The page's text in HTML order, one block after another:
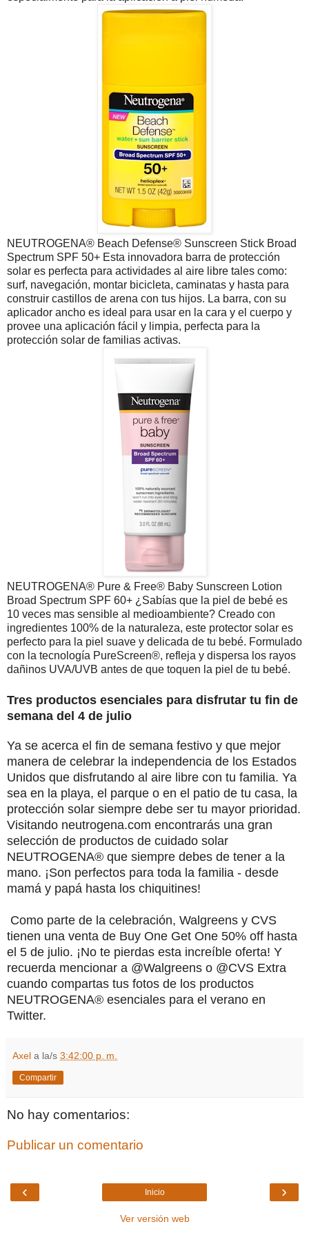
NEUTROGENA® Beach Defense® Sunscreen Stick Broad
Spectrum SPF 50+ Esta innovadora barra de protección
solar es perfecta para actividades al aire libre tales como:
surf, navegación, montar bicicleta, caminatas y hasta para
construir castillos de arena con tus hijos. La barra, con su
aplicador ancho es ideal para usar en la cara y el cuerpo y
provee una aplicación fácil y limpia, perfecta para la
protección solar de familias activas.
NEUTROGENA® Pure & Free® Baby Sunscreen Lotion
Broad Spectrum SPF 60+ ¿Sabías que la piel de bebé es
10 veces mas sensible al medioambiente? Creado con
ingredientes 100% de la naturaleza, este protector solar es
perfecto para la piel suave y delicada de tu bebé. Formulado
con la tecnología PureScreen®, refleja y dispersa los rayos
dañinos UVA/UVB antes de que toquen la piel de tu bebé.
Tres productos esenciales para disfrutar tu fin de
semana del 4 de julio
Ya se acerca el fin de semana festivo y que mejor
manera de celebrar la independencia de los Estados
Unidos que disfrutando al aire libre con tu familia. Ya
sea en la playa, el parque o en el patio de tu casa, la
protección solar siempre debe ser tu mayor prioridad.
Visitando neutrogena.com encontrarás una gran
selección de productos de cuidado solar
NEUTROGENA® que siempre debes de tener a la
mano. ¡Son perfectos para toda la familia - desde
mamá y papá hasta los chiquitines!
Como parte de la celebración, Walgreens y CVS
tienen una venta de Buy One Get One 50% off hasta
el 5 de julio. ¡No te pierdas esta increíble oferta! Y
recuerda mencionar a @Walgreens o @CVS Extra
cuando compartas tus fotos de los productos
NEUTROGENA® esenciales para el verano en
Twitter.
Axel a la/s 3:42:00 p. m.
Compartir
No hay comentarios:
Publicar un comentario
‹ ›
Inicio
Ver versión web